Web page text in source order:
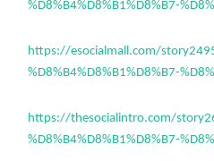
%D8%B4%D8%B1%D8%B7-
https://esocialmall.com/
%D8%B4%D8%B1%D8%B7-
https://thesocialintro.com/
%D8%B4%D8%B1%D8%B7-